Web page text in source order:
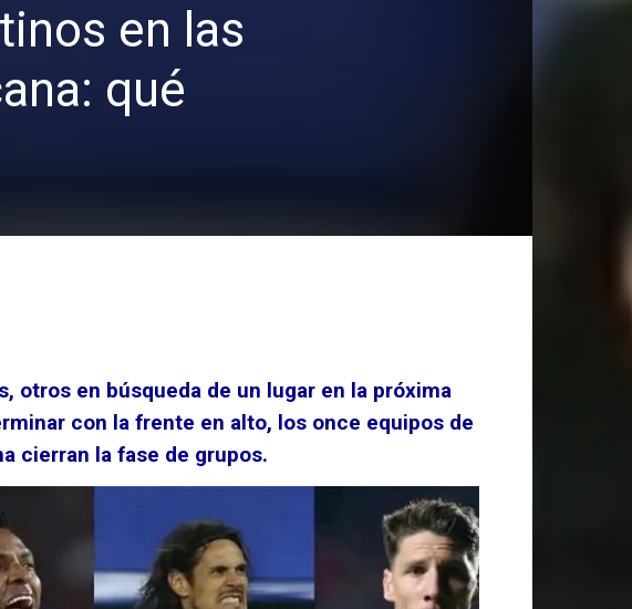
en las
qué
otros en búsqueda de un lugar en la próxima
con la frente en alto, los once equipos de
cierran la fase de grupos.